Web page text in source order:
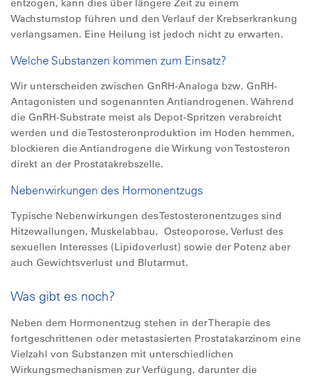
entzogen, kann dies über längere Zeit zu einem
Wachstumstop führen und den Verlauf der Krebserkrankung
verlangsamen. Eine Heilung ist jedoch nicht zu erwarten.
Welche Substanzen kommen zum Einsatz?
Wir unterscheiden zwischen GnRH-Analoga bzw. GnRH-
Antagonisten und sogenannten Antiandrogenen. Während
die GnRH-Substrate meist als Depot-Spritzen verabreicht
werden und die Testosteronproduktion im Hoden hemmen,
blockieren die Antiandrogene die Wirkung von Testosteron
direkt an der Prostatakrebszelle.
Nebenwirkungen des Hormonentzugs
Typische Nebenwirkungen des Testosteronentzuges sind
Hitzewallungen, Muskelabbau, Osteoporose, Verlust des
sexuellen Interesses (Lipidoverlust) sowie der Potenz aber
auch Gewichtsverlust und Blutarmut.
Was gibt es noch?
Neben dem Hormonentzug stehen in der Therapie des
fortgeschrittenen oder metastasierten Prostatakarzinom eine
Vielzahl von Substanzen mit unterschiedlichen
Wirkungsmechanismen zur Verfügung, darunter die